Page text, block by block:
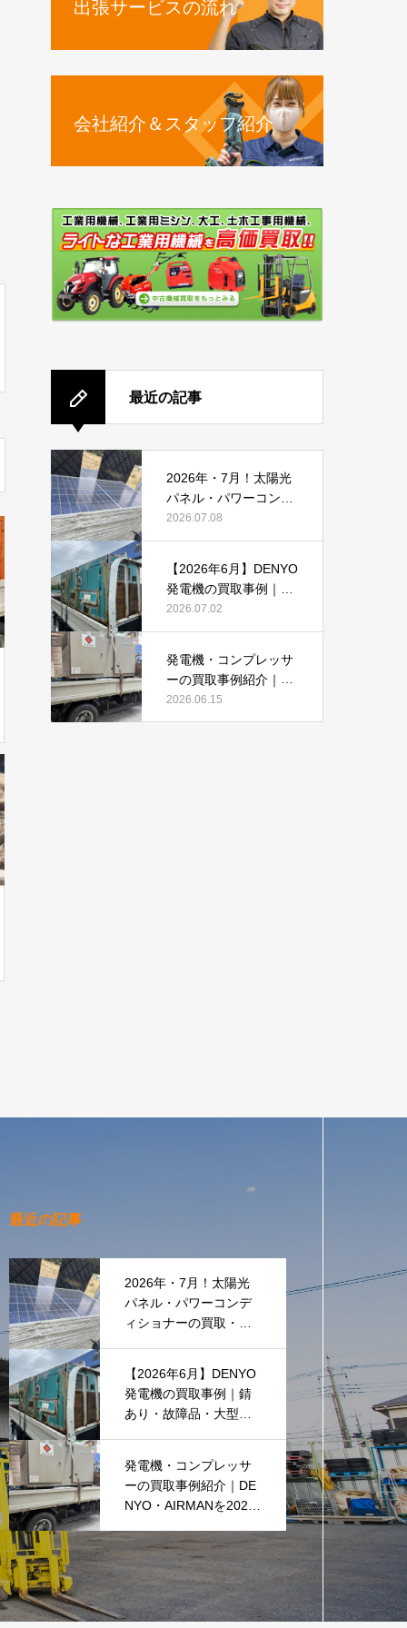
出張サービスの流れ
会社紹介＆スタッフ紹介
最近の記事
2026年・7月！太陽光
パネル・パワーコンデ
ィショナーの買取・無
料でのお引き取り強化
2026.07.08
【2026年6月】DENYO
発電機の買取事例｜錆
あり・故障品・大型発
電機も買取しました
2026.07.02
発電機・コンプレッサ
ーの買取事例紹介｜DE
NYO・AIRMANを2026
年6月も買取強化中
2026.06.15
最近の記事
2026年・7月！太陽光
パネル・パワーコンデ
ィショナーの買取・無
【2026年6月】DENYO
発電機の買取事例｜錆
あり・故障品・大型発
発電機・コンプレッサ
ーの買取事例紹介｜DE
NYO・AIRMANを2026